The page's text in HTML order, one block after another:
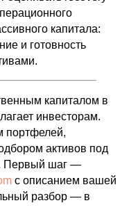
капитала:
и готовность
капиталом в
инвесторам.
портфелей,
активов под
Первый шаг —
с описанием вашей
разбор — в